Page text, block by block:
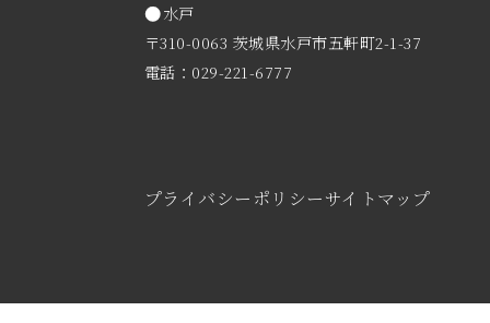
水戸
〒310-0063 茨城県水戸市五軒町2-1-37
電話：029-221-6777
プライバシーポリシーサイトマップ